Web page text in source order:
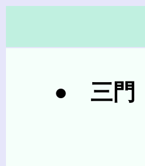
● 三門 （
「安禅
（あん